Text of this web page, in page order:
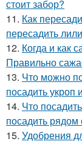
стоит забор?
11. Как
пересадить
12. Когда и как
Правильно
13. Что можно
посадить укроп
14. Что
посадить рядом
15. Удобрения